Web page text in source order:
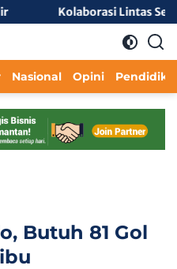
Kolaborasi Lintas Sektor
Nasional Opini
Butuh 81 Gol